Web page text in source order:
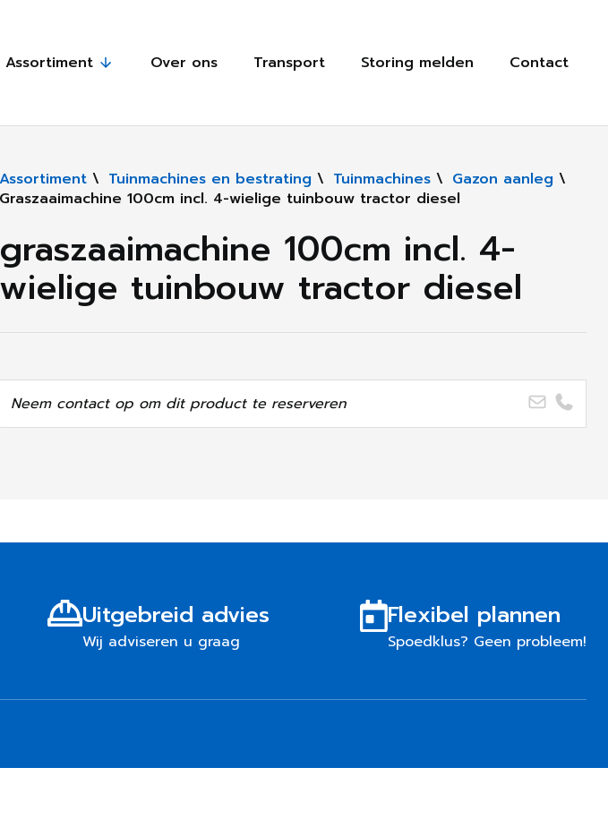
Assortiment Over ons Transport Storing melden Contact
Assortiment \ Tuinmachines en bestrating \ Tuinmachines \ Gazon aanleg \
Graszaaimachine 100cm incl. 4-wielige tuinbouw tractor diesel
graszaaimachine 100cm incl. 4-
wielige tuinbouw tractor diesel
Neem contact op om dit product te reserveren
Uitgebreid advies
Wij adviseren u graag
Flexibel plannen
Spoedklus? Geen probleem!